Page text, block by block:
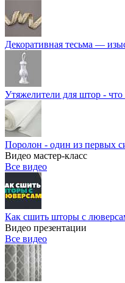
Декоративная тесьма —
Утяжелители для штор - что
Поролон - один из первых
Видео мастер-класс
Все видео
Как сшить шторы с
Видео презентации
Все видео